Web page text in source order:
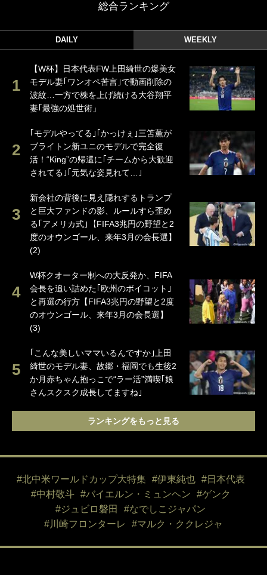
総合ランキング
DAILY WEEKLY
【W杯】日本代表FW上田綺世の爆美女
モデル妻｢ワンオペ苦言｣で動画削除の
波紋…一方で株を上げ続ける大谷翔平
妻｢最強の処世術」
｢モデルやってる｣｢かっけぇ｣三笘薫が
ブライトン新ユニのモデルで完全復
活！“King”の帰還に｢チームから大歓迎
されてる｣｢元気な姿見れて…｣
新会社の背後に見え隠れするトランプ
と巨大ファンドの影、ルールすら歪め
る｢アメリカ式｣【FIFA3兆円の野望と2
度のオウンゴール、来年3月の会長選】
(2)
W杯クオーター制への大反発か、FIFA
会長を追い詰めた｢欧州のボイコット｣
と再選の行方【FIFA3兆円の野望と2度
のオウンゴール、来年3月の会長選】
(3)
｢こんな美しいママいるんですか｣上田
綺世のモデル妻、故郷・福岡でも生後2
か月赤ちゃん抱っこで“ラー活”満喫｢娘
さんスクスク成長してますね｣
ランキングをもっと見る
#北中米ワールドカップ大特集 #伊東純也
#日本代表
#中村敬斗
#バイエルン・ミュンヘン
#ゲンク
#ジュビロ磐田
#なでしこジャパン
#川崎フロンターレ
#マルク・ククレジャ